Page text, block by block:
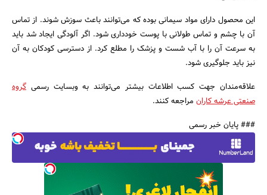
این محصول دارای مواد سیمانی بوده که می‌توانند باعث سوزش شوند. از تماس
آن با چشم و تماس طولانی با پوست خودداری شود. اگر آلودگی ایجاد شد باید
به سرعت آن را با آب شست و پزشک را مطلع کرد. از دسترسی کودکان به آن
نیز باید جلوگیری شود.
علاقه‌مندان جهت کسب اطلاعات بیشتر می‌توانند به وبسایت رسمی گروه
صنعتی عرشه کاران مراجعه کنند.
### پایان خبر رسمی